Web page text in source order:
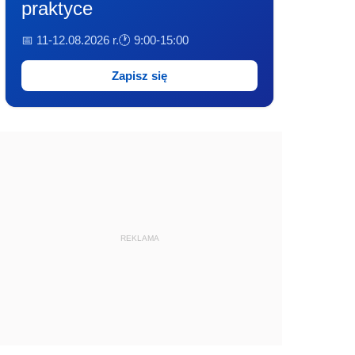
praktyce
📅 11-12.08.2026 r.🕐 9:00-15:00
Zapisz się
REKLAMA